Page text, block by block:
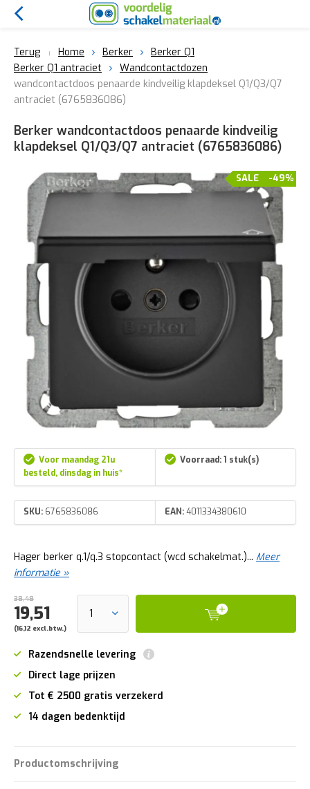
Terug Home Berker
Berker Q1
Berker Q1 antraciet
Wandcontactdozen
wandcontactdoos penaarde kindveilig klapdeksel Q1/Q3/Q7
antraciet (6765836086)
Berker wandcontactdoos penaarde kindveilig
klapdeksel Q1/Q3/Q7 antraciet (6765836086)
-49%
SALE
Voor maandag 21u
besteld, dinsdag in huis*
Voorraad: 1 stuk(s)
SKU: 6765836086 EAN:4011334380610
Hager berker q.1/q.3 stopcontact (wcd schakelmat.)... Meer
informatie »
38,48
19,51
(16,12 excl.btw.)
Razendsnelle levering
Direct lage prijzen
Tot € 2500 gratis verzekerd
14 dagen bedenktijd
Productomschrijving